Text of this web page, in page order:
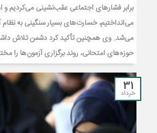
برابر فشار‌های اجتماعی عقب‌نشینی می‌کردیم و
می‌انداختیم، خسارت‌های بسیار سنگینی به نظام
می‌شد. وی همچنین تأکید کرد دشمن تلاش داشت
حوزه‌های امتحانی، روند برگزاری آزمون‌ها را
31
خرداد